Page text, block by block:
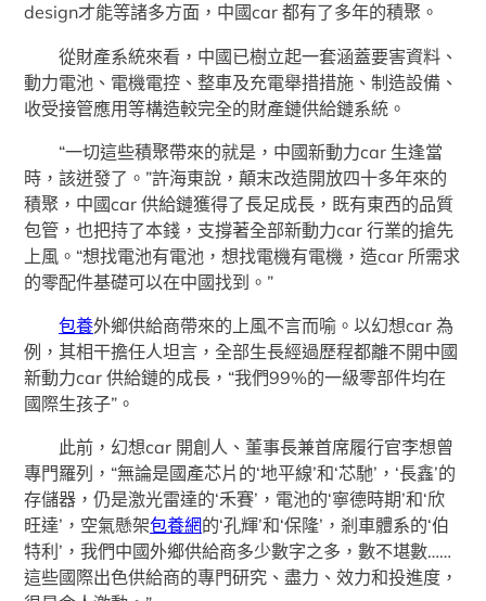
design才能等諸多方面，中國car 都有了多年的積聚。
從財產系統來看，中國已樹立起一套涵蓋要害資料、
動力電池、電機電控、整車及充電舉措措施、制造設備、
收受接管應用等構造較完全的財產鏈供給鏈系統。
“一切這些積聚帶來的就是，中國新動力car 生逢當
時，該迸發了。”許海東說，顛末改造開放四十多年來的
積聚，中國car 供給鏈獲得了長足成長，既有東西的品質
包管，也把持了本錢，支撐著全部新動力car 行業的搶先
上風。“想找電池有電池，想找電機有電機，造car 所需求
的零配件基礎可以在中國找到。”
包養外鄉供給商帶來的上風不言而喻。以幻想car 為
例，其相干擔任人坦言，全部生長經過歷程都離不開中國
新動力car 供給鏈的成長，“我們99%的一級零部件均在
國際生孩子”。
此前，幻想car 開創人、董事長兼首席履行官李想曾
專門羅列，“無論是國產芯片的‘地平線’和‘芯馳’，‘長鑫’的
存儲器，仍是激光雷達的‘禾賽’，電池的‘寧德時期’和‘欣
旺達’，空氣懸架包養網的‘孔輝’和‘保隆’，剎車體系的‘伯
特利’，我們中國外鄉供給商多少數字之多，數不堪數……
這些國際出色供給商的專門研究、盡力、效力和投進度，